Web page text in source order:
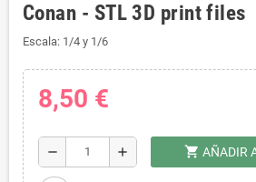
Conan - STL 3D print files
Escala: 1/4 y 1/6
8,50 €
remove add shopping_cart AÑADIR